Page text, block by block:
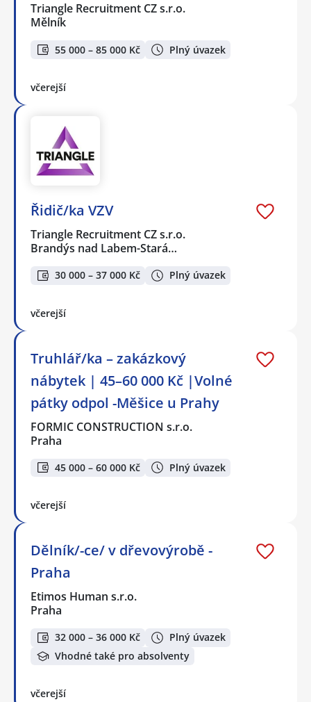
Triangle Recruitment CZ s.r.o.
Mělník
55 000 – 85 000 Kč Plný úvazek
včerejší
Řidič/ka VZV
Triangle Recruitment CZ s.r.o.
Brandýs nad Labem-Stará…
30 000 – 37 000 Kč Plný úvazek
včerejší
Truhlář/ka – zakázkový
nábytek | 45–60 000 Kč |Volné
pátky odpol -Měšice u Prahy
FORMIC CONSTRUCTION s.r.o.
Praha
45 000 – 60 000 Kč Plný úvazek
včerejší
Dělník/-ce/ v dřevovýrobě -
Praha
Etimos Human s.r.o.
Praha
32 000 – 36 000 Kč
Plný úvazek
Vhodné také pro absolventy
včerejší